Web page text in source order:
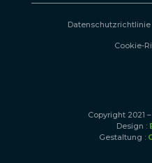
Datenschutzrichtlinie
Cookie-
Copyright 2021
Design :
Gestaltung :